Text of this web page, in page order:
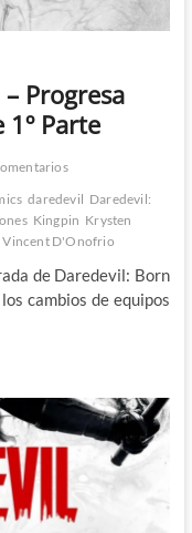
Progresa
Parte
daredevil Daredevil:
Kingpin Krysten
Vincent D'Onofrio
de Daredevil: Born
cambios de equipos